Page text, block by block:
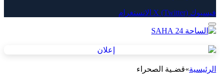
فيسبوك X (Twitter) الانستغرام
الرئيسية»قضـية الصحراء